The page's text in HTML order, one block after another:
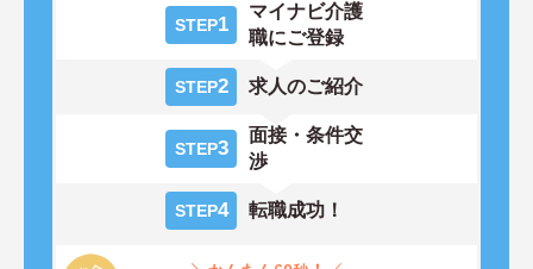
STEP1
マイナビ介護
職にご登録
STEP2 求人のご紹介
STEP3
面接・条件交
渉
STEP4 転職成功！